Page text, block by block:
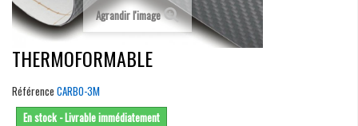
Agrandir l'image
THERMOFORMABLE
Référence CARBO-3M
En stock - Livrable immédiatement